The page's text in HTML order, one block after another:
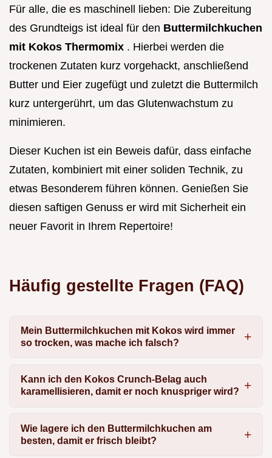
Für alle, die es maschinell lieben: Die Zubereitung
des Grundteigs ist ideal für den Buttermilchkuchen
mit Kokos Thermomix . Hierbei werden die
trockenen Zutaten kurz vorgehackt, anschließend
Butter und Eier zugefügt und zuletzt die Buttermilch
kurz untergerührt, um das Glutenwachstum zu
minimieren.
Dieser Kuchen ist ein Beweis dafür, dass einfache
Zutaten, kombiniert mit einer soliden Technik, zu
etwas Besonderem führen können. Genießen Sie
diesen saftigen Genuss er wird mit Sicherheit ein
neuer Favorit in Ihrem Repertoire!
Häufig gestellte Fragen (FAQ)
Mein Buttermilchkuchen mit Kokos wird immer
so trocken, was mache ich falsch?
Kann ich den Kokos Crunch-Belag auch
karamellisieren, damit er noch knuspriger wird?
Wie lagere ich den Buttermilchkuchen am
besten, damit er frisch bleibt?